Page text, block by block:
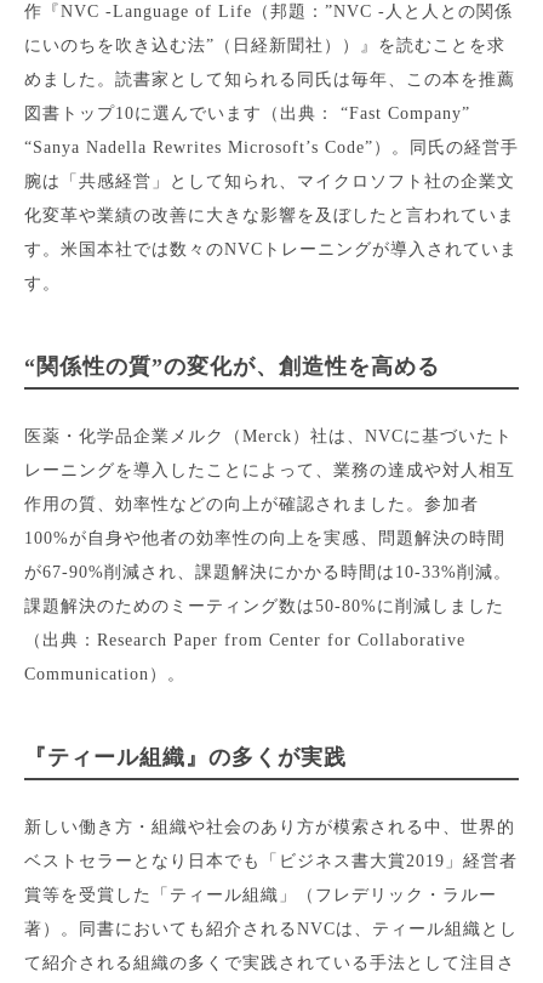
作『NVC -Language of Life（邦題：”NVC -人と人との関係
にいのちを吹き込む法”（日経新聞社））』を読むことを求
めました。読書家として知られる同氏は毎年、この本を推薦
図書トップ10に選んでいます（出典： “Fast Company”
“Sanya Nadella Rewrites Microsoft’s Code”）。同氏の経営手
腕は「共感経営」として知られ、マイクロソフト社の企業文
化変革や業績の改善に大きな影響を及ぼしたと言われていま
す。米国本社では数々のNVCトレーニングが導入されていま
す。
“関係性の質”の変化が、創造性を高める
医薬・化学品企業メルク（Merck）社は、NVCに基づいたト
レーニングを導入したことによって、業務の達成や対人相互
作用の質、効率性などの向上が確認されました。参加者
100%が自身や他者の効率性の向上を実感、問題解決の時間
が67-90%削減され、課題解決にかかる時間は10-33%削減。
課題解決のためのミーティング数は50-80%に削減しました
（出典：Research Paper from Center for Collaborative
Communication）。
『ティール組織』の多くが実践
新しい働き方・組織や社会のあり方が模索される中、世界的
ベストセラーとなり日本でも「ビジネス書大賞2019」経営者
賞等を受賞した「ティール組織」（フレデリック・ラルー
著）。同書においても紹介されるNVCは、ティール組織とし
て紹介される組織の多くで実践されている手法として注目さ